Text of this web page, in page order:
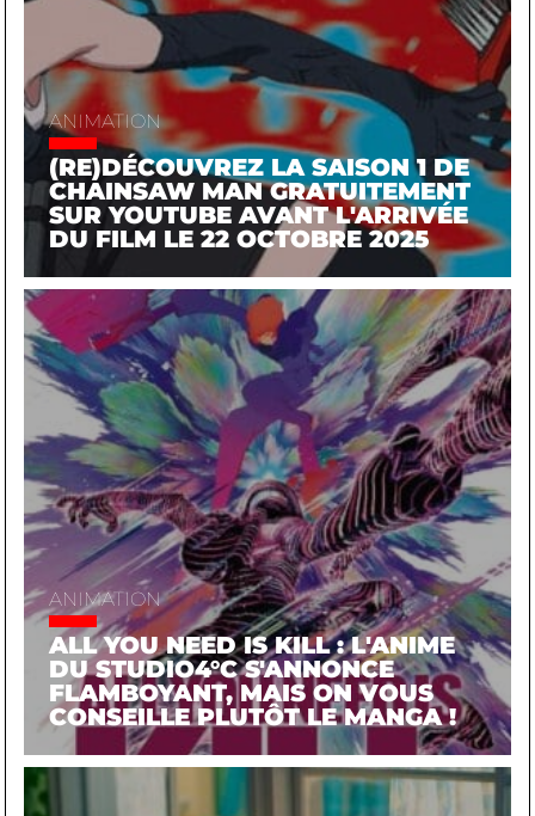
ANIMATION
(RE)DÉCOUVREZ LA SAISON 1 DE
CHAINSAW MAN GRATUITEMENT
SUR YOUTUBE AVANT L'ARRIVÉE
DU FILM LE 22 OCTOBRE 2025
ANIMATION
ALL YOU NEED IS KILL : L'ANIME
DU STUDIO4°C S'ANNONCE
FLAMBOYANT, MAIS ON VOUS
CONSEILLE PLUTÔT LE MANGA !